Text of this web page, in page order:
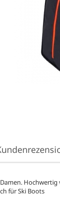
Damen.
für Ski Boots